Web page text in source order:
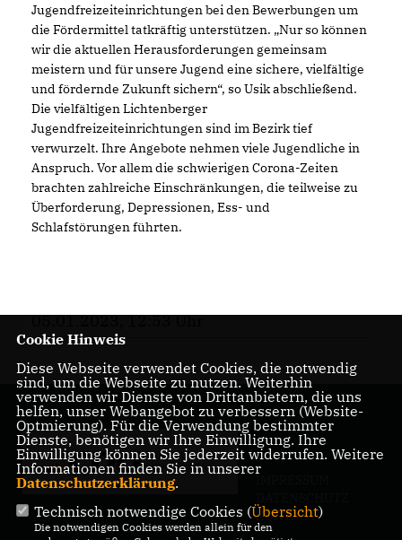
Jugendfreizeiteinrichtungen bei den Bewerbungen um
die Fördermittel tatkräftig unterstützen. „Nur so können
wir die aktuellen Herausforderungen gemeinsam
meistern und für unsere Jugend eine sichere, vielfältige
und fördernde Zukunft sichern“, so Usik abschließend.
Die vielfältigen Lichtenberger
Jugendfreizeiteinrichtungen sind im Bezirk tief
verwurzelt. Ihre Angebote nehmen viele Jugendliche in
Anspruch. Vor allem die schwierigen Corona-Zeiten
brachten zahlreiche Einschränkungen, die teilweise zu
Überforderung, Depressionen, Ess- und
Schlafstörungen führten.
05.01.2023, 12:53 Uhr
KONTAKT
Cookie Hinweis
Diese Webseite verwendet Cookies, die notwendig
sind, um die Webseite zu nutzen. Weiterhin
verwenden wir Dienste von Drittanbietern, die uns
helfen, unser Webangebot zu verbessern (Website-
Optmierung). Für die Verwendung bestimmter
Dienste, benötigen wir Ihre Einwilligung. Ihre
Einwilligung können Sie jederzeit widerrufen. Weitere
Informationen finden Sie in unserer
Datenschutzerklärung.
Technisch notwendige Cookies (Übersicht)
Die notwendigen Cookies werden allein für den